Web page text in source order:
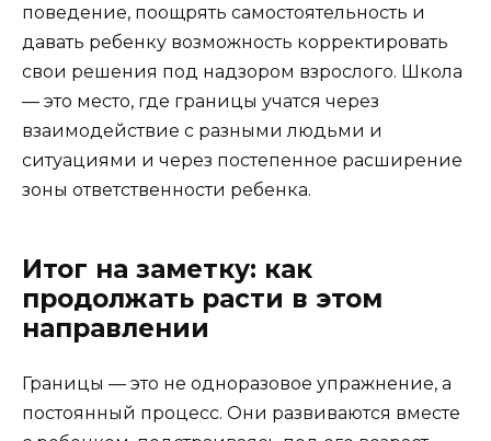
поведение, поощрять самостоятельность и
давать ребенку возможность корректировать
свои решения под надзором взрослого. Школа
— это место, где границы учатся через
взаимодействие с разными людьми и
ситуациями и через постепенное расширение
зоны ответственности ребенка.
Итог на заметку: как
продолжать расти в этом
направлении
Границы — это не одноразовое упражнение, а
постоянный процесс. Они развиваются вместе